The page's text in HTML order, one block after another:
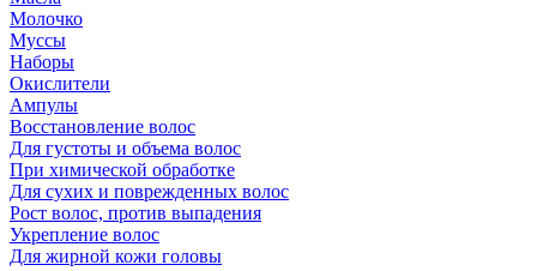
Молочко
Муссы
Наборы
Окислители
Ампулы
Восстановление волос
Для густоты и объема волос
При химической обработке
Для сухих и поврежденных волос
Рост волос, против выпадения
Укрепление волос
Для жирной кожи головы